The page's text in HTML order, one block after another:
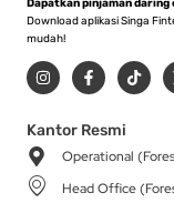
Dapatkan pinjaman
Download aplikasi Singa
mudah!
I
n
s
a
g
r
a
m
F
a
c
b
o
-
T
i
k
Kantor Resmi
Operational
Head Office